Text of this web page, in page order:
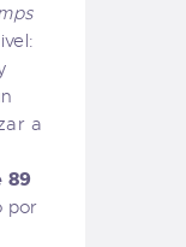
a
89
por